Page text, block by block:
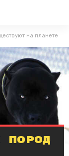
на планете
пород